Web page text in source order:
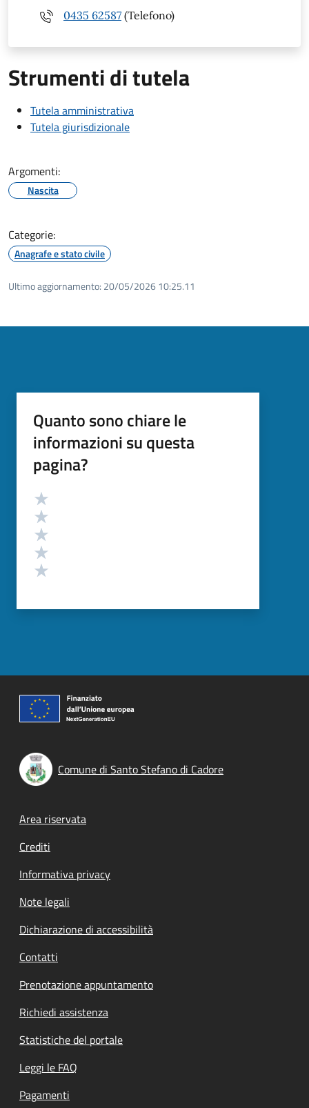
0435 62587 (Telefono)
Strumenti di tutela
Tutela amministrativa
Tutela giurisdizionale
Argomenti:
Nascita
Categorie:
Anagrafe e stato civile
Ultimo aggiornamento: 20/05/2026 10:25.11
Quanto sono chiare le
informazioni su questa
pagina?
Valutazione
Comune di Santo Stefano di Cadore
Footer menu
Area riservata
Crediti
Informativa privacy
Note legali
Dichiarazione di accessibilità
Contatti
Prenotazione appuntamento
Richiedi assistenza
Statistiche del portale
Leggi le FAQ
Pagamenti